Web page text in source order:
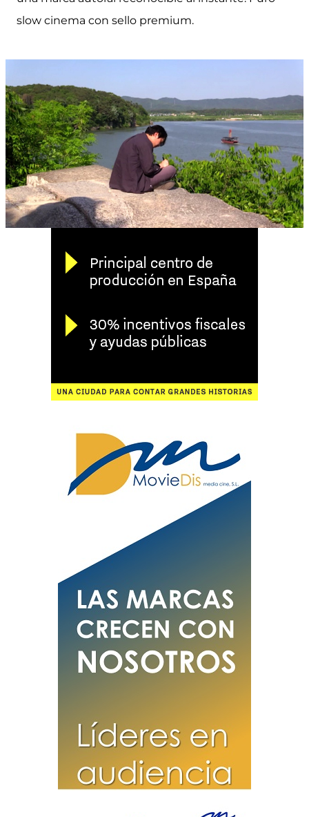
slow cinema con sello premium.